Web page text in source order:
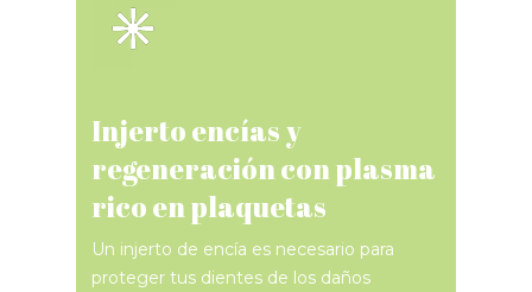
Injerto encías y
regeneración con plasma
rico en plaquetas
Un injerto de encía es necesario para
proteger tus dientes de los daños